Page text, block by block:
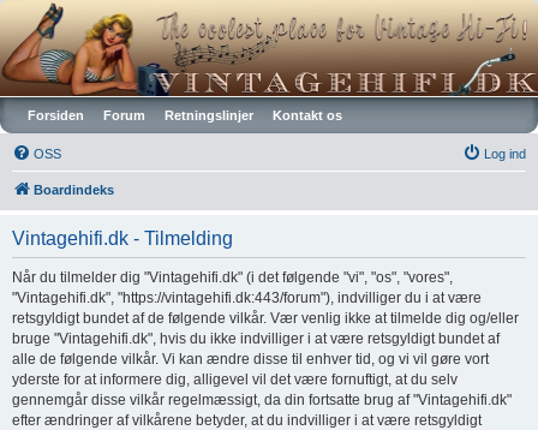
Vintagehifi.dk
Forsiden Forum Retningslinjer Kontakt os
OSS Log ind
Boardindeks
Vintagehifi.dk - Tilmelding
Når du tilmelder dig "Vintagehifi.dk" (i det følgende "vi", "os", "vores",
"Vintagehifi.dk", "https://vintagehifi.dk:443/forum"), indvilliger du i at være
retsgyldigt bundet af de følgende vilkår. Vær venlig ikke at tilmelde dig og/eller
bruge "Vintagehifi.dk", hvis du ikke indvilliger i at være retsgyldigt bundet af
alle de følgende vilkår. Vi kan ændre disse til enhver tid, og vi vil gøre vort
yderste for at informere dig, alligevel vil det være fornuftigt, at du selv
gennemgår disse vilkår regelmæssigt, da din fortsatte brug af "Vintagehifi.dk"
efter ændringer af vilkårene betyder, at du indvilliger i at være retsgyldigt